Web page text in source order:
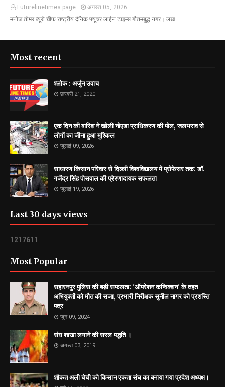
Futurelinetimes.page
अगस्त 05, 2026
मनोज तोमर ब्यूरो चीफ राष्ट्रीय दैनिक फ्यूचर लाईन टाइम्स गौतमबुद्ध नगर। लख…
Most recent
श्लोक : अर्जुन उवाच
फ़रवरी 21, 2020
एक दिन की बारिश ने खोली नोएडा प्राधिकरण की पोल, जलभराव से
लोगों का जीना हुआ मुश्किल
जुलाई 09, 2026
साधारण किसान परिवार से दिल्ली विश्वविद्यालय में प्रोफेसर तक: डॉ.
गजेंद्र सिंह पोसवाल की प्रेरणादायक सफलता
जुलाई 19, 2026
Last 30 days views
1 21 761 1
Most Popular
सहारनपुर पुलिस की बड़ी सफलता: 'ऑपरेशन कन्विक्शन' के तहत
अभियुक्तों को मौत की सजा, प्रभारी निरीक्षक सुनील नागर को प्रशस्ति
पत्र
जून 09, 2024
संघ शाखा लगाने की सरल पद्धति ।
अगस्त 03, 2019
शौकत अली चेची को किसान एकता संघ का बनाया गया प्रदेश अध्यक्ष।